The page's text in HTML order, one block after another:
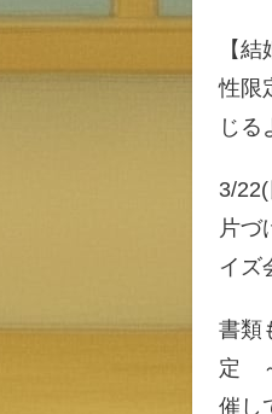
【
性限
じる
3/
片づ
イズ
書類
定
催し